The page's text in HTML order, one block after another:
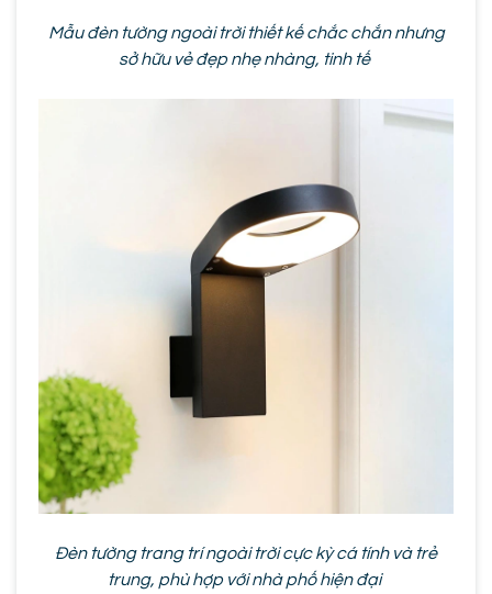
Mẫu đèn tường ngoài trời thiết kế chắc chắn nhưng
sở hữu vẻ đẹp nhẹ nhàng, tinh tế
Đèn tường trang trí ngoài trời cực kỳ cá tính và trẻ
trung, phù hợp với nhà phố hiện đại